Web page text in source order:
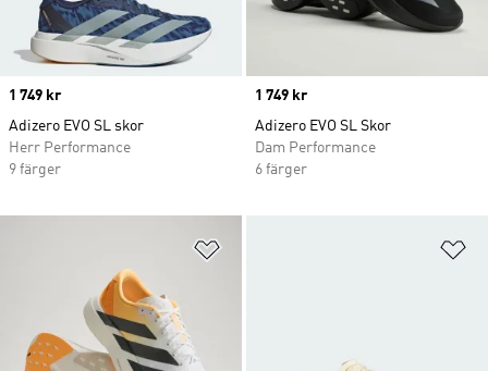
Price
1 749 kr
Adizero EVO SL skor
Herr Performance
9 färger
Price
1 749 kr
Adizero EVO SL Skor
Dam Performance
6 färger